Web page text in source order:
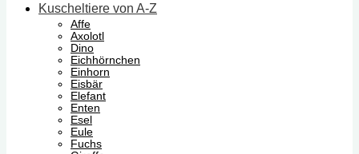
Kuscheltiere von A-Z
Affe
Axolotl
Dino
Eichhörnchen
Einhorn
Eisbär
Elefant
Enten
Esel
Eule
Fuchs